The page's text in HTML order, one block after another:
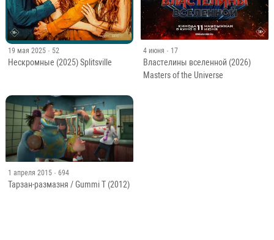
19 мая 2025 · 52
Нескромные (2025) Splitsville
4 июня · 17
Властелины вселенной (2026)
Masters of the Universe
1 апреля 2015 · 694
Тарзан-размазня / Gummi T (2012)